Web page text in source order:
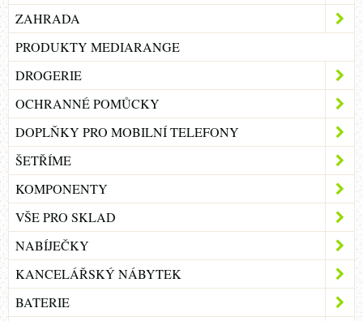
ZAHRADA
PRODUKTY MEDIARANGE
DROGERIE
OCHRANNÉ POMŮCKY
DOPLŇKY PRO MOBILNÍ TELEFONY
ŠETŘÍME
KOMPONENTY
VŠE PRO SKLAD
NABÍJEČKY
KANCELÁŘSKÝ NÁBYTEK
BATERIE